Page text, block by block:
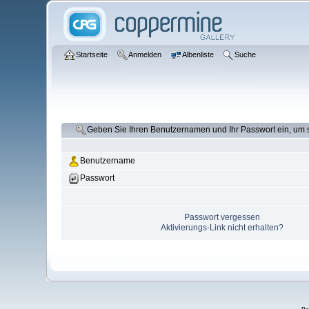
Startseite Anmelden Albenliste Suche
Geben Sie Ihren Benutzernamen und Ihr Passwort ein, um
Benutzername
Passwort
Passwort vergessen
Aktivierungs-Link nicht erhalten?